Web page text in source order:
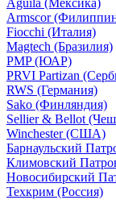
Aguila (Мексика)
Armscor
Fiocchi (Италия)
Magtech (Бразилия)
PMP (ЮАР)
PRVI Partizan
RWS (Германия)
Sako (Финляндия)
Sellier & Bellot
Winchester (США)
Барнаульский
Климовский
Новосибирский
Техкрим (Россия)